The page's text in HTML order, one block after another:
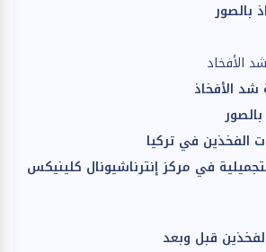
بالصور
الأفخاد
شد الأفخاذ
الفخذين في تركيا
في مركز إنترناشيونال كلينيكس
قبل وبعد